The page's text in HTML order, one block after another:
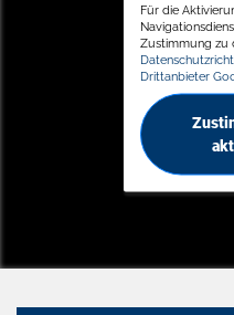
Für die
Zustimmung zu
Drittanbieter